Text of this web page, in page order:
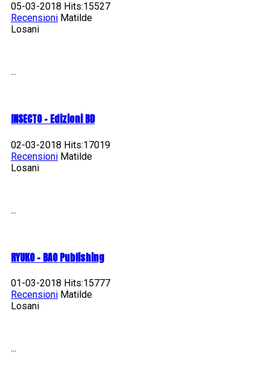
05-03-2018 Hits:15527
Recensioni Matilde
Losani
...
INSECTO - Edizioni BD
02-03-2018 Hits:17019
Recensioni Matilde
Losani
...
RYUKO - BAO Publishing
01-03-2018 Hits:15777
Recensioni Matilde
Losani
...